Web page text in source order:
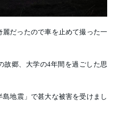
だったので車を止めて撮った一
故郷、大学の4年間を過ごした思
地震」で甚大な被害を受けまし